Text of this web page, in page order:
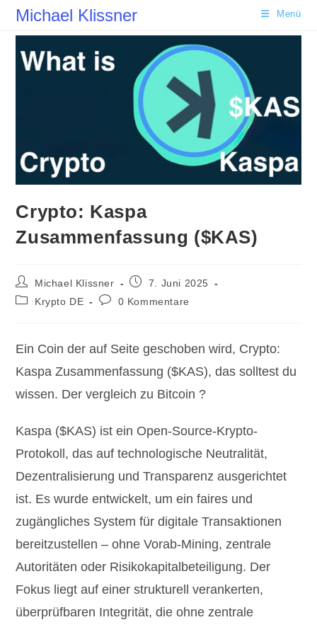
ZumMichael Klissner Menü
Crypto: Kaspa
Zusammenfassung ($KAS)
Beitrags-
Autor:
Michael Klissner
Beitrag7. Juni 2025
Beitrags-
Krypto DE
Beitrags-
0 Kommentare
Ein Coin der auf Seite geschoben wird, Crypto:
Kaspa Zusammenfassung ($KAS), das solltest du
wissen. Der vergleich zu Bitcoin ?
Kaspa ($KAS) ist ein Open-Source-Krypto-
Protokoll, das auf technologische Neutralität,
Dezentralisierung und Transparenz ausgerichtet
ist. Es wurde entwickelt, um ein faires und
zugängliches System für digitale Transaktionen
bereitzustellen – ohne Vorab-Mining, zentrale
Autoritäten oder Risikokapitalbeteiligung. Der
Fokus liegt auf einer strukturell verankerten,
überprüfbaren Integrität, die ohne zentrale